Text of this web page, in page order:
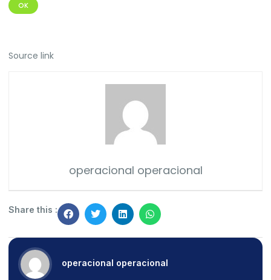
OK
Source link
operacional operacional
Share this :
operacional operacional